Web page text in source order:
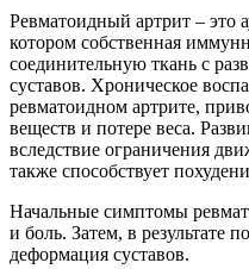
Ревматоидный артрит – это
котором собственная
соединительную ткань с
суставов. Хроническое
ревматоидном артрите,
веществ и потере веса.
вследствие ограничения
также способствует
Начальные симптомы
и боль. Затем, в результате
деформация суставов.